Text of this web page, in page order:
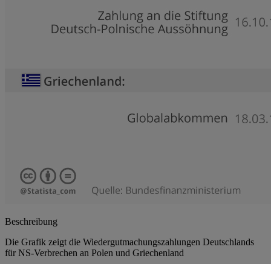
Beschreibung
Die Grafik zeigt die Wiedergutmachungszahlungen Deutschlands
für NS-Verbrechen an Polen und Griechenland